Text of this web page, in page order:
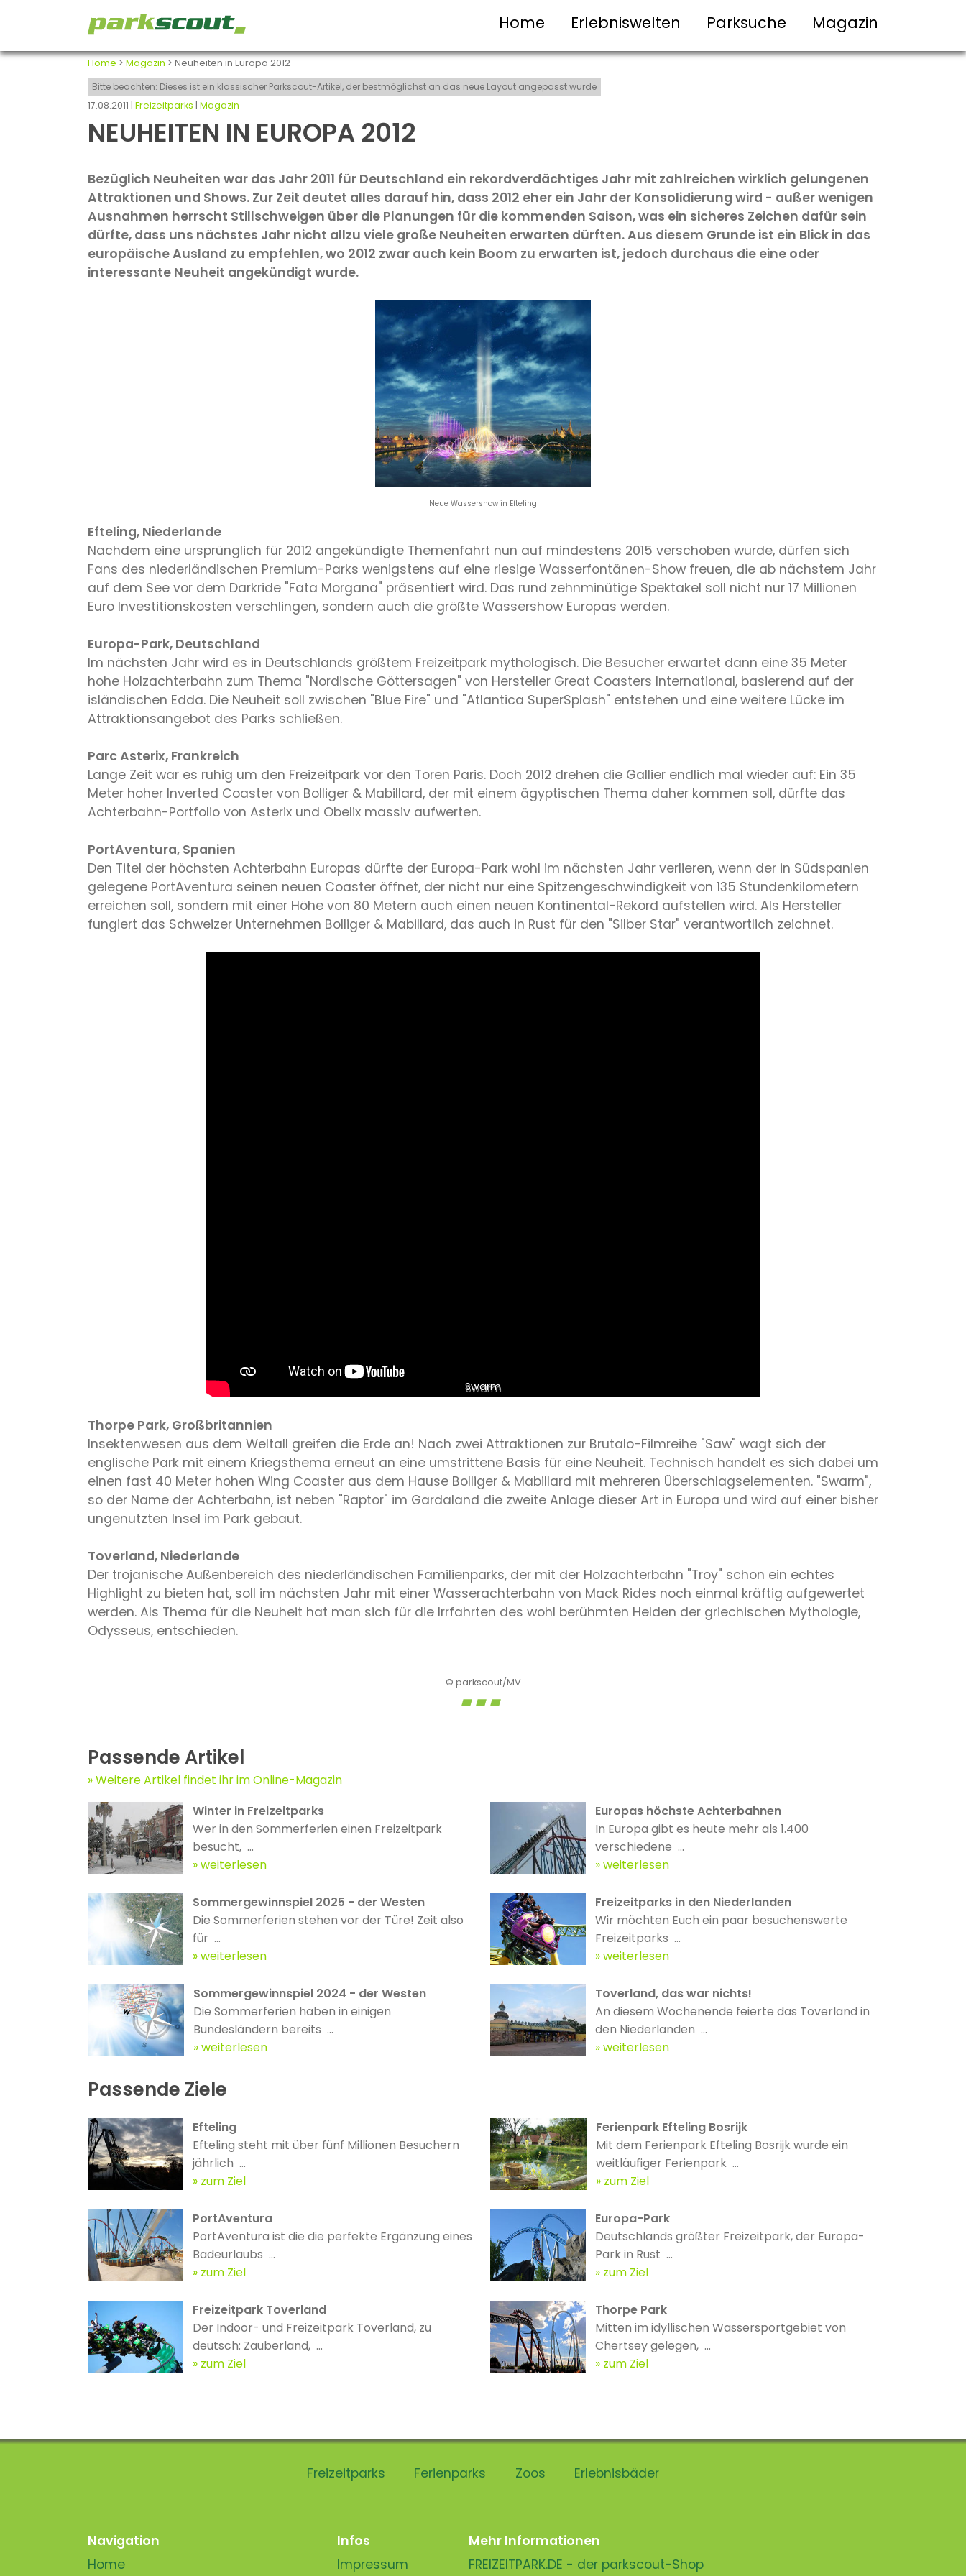
Home Erlebniswelten Parksuche Magazin
Home > Magazin > Neuheiten in Europa 2012
Bitte beachten: Dieses ist ein klassischer Parkscout-Artikel, der bestmöglichst an das neue Layout angepasst wurde
17.08.2011 | Freizeitparks Magazin
NEUHEITEN IN EUROPA 2012
Bezüglich Neuheiten war das Jahr 2011 für Deutschland ein rekordverdächtiges Jahr mit zahlreichen wirklich gelungenen
Attraktionen und Shows. Zur Zeit deutet alles darauf hin, dass 2012 eher ein Jahr der Konsolidierung wird - außer wenigen
Ausnahmen herrscht Stillschweigen über die Planungen für die kommenden Saison, was ein sicheres Zeichen dafür sein
dürfte, dass uns nächstes Jahr nicht allzu viele große Neuheiten erwarten dürften. Aus diesem Grunde ist ein Blick in das
europäische Ausland zu empfehlen, wo 2012 zwar auch kein Boom zu erwarten ist, jedoch durchaus die eine oder
interessante Neuheit angekündigt wurde.
Neue Wassershow in Efteling
Efteling, Niederlande
Nachdem eine ursprünglich für 2012 angekündigte Themenfahrt nun auf mindestens 2015 verschoben wurde, dürfen sich
Fans des niederländischen Premium-Parks wenigstens auf eine riesige Wasserfontänen-Show freuen, die ab nächstem Jahr
auf dem See vor dem Darkride "Fata Morgana" präsentiert wird. Das rund zehnminütige Spektakel soll nicht nur 17 Millionen
Euro Investitionskosten verschlingen, sondern auch die größte Wassershow Europas werden.
Europa-Park, Deutschland
Im nächsten Jahr wird es in Deutschlands größtem Freizeitpark mythologisch. Die Besucher erwartet dann eine 35 Meter
hohe Holzachterbahn zum Thema "Nordische Göttersagen" von Hersteller Great Coasters International, basierend auf der
isländischen Edda. Die Neuheit soll zwischen "Blue Fire" und "Atlantica SuperSplash" entstehen und eine weitere Lücke im
Attraktionsangebot des Parks schließen.
Parc Asterix, Frankreich
Lange Zeit war es ruhig um den Freizeitpark vor den Toren Paris. Doch 2012 drehen die Gallier endlich mal wieder auf: Ein 35
Meter hoher Inverted Coaster von Bolliger & Mabillard, der mit einem ägyptischen Thema daher kommen soll, dürfte das
Achterbahn-Portfolio von Asterix und Obelix massiv aufwerten.
PortAventura, Spanien
Den Titel der höchsten Achterbahn Europas dürfte der Europa-Park wohl im nächsten Jahr verlieren, wenn der in Südspanien
gelegene PortAventura seinen neuen Coaster öffnet, der nicht nur eine Spitzengeschwindigkeit von 135 Stundenkilometern
erreichen soll, sondern mit einer Höhe von 80 Metern auch einen neuen Kontinental-Rekord aufstellen wird. Als Hersteller
fungiert das Schweizer Unternehmen Bolliger & Mabillard, das auch in Rust für den "Silber Star" verantwortlich zeichnet.
Swarm
Thorpe Park, Großbritannien
Insektenwesen aus dem Weltall greifen die Erde an! Nach zwei Attraktionen zur Brutalo-Filmreihe "Saw" wagt sich der
englische Park mit einem Kriegsthema erneut an eine umstrittene Basis für eine Neuheit. Technisch handelt es sich dabei um
einen fast 40 Meter hohen Wing Coaster aus dem Hause Bolliger & Mabillard mit mehreren Überschlagselementen. "Swarm",
so der Name der Achterbahn, ist neben "Raptor" im Gardaland die zweite Anlage dieser Art in Europa und wird auf einer bisher
ungenutzten Insel im Park gebaut.
Toverland, Niederlande
Der trojanische Außenbereich des niederländischen Familienparks, der mit der Holzachterbahn "Troy" schon ein echtes
Highlight zu bieten hat, soll im nächsten Jahr mit einer Wasserachterbahn von Mack Rides noch einmal kräftig aufgewertet
werden. Als Thema für die Neuheit hat man sich für die Irrfahrten des wohl berühmten Helden der griechischen Mythologie,
Odysseus, entschieden.
© parkscout/MV
Passende Artikel
Weitere Artikel findet ihr im Online-Magazin
Winter in Freizeitparks
Wer in den Sommerferien einen Freizeitpark
besucht, ...
weiterlesen
Europas höchste Achterbahnen
In Europa gibt es heute mehr als 1.400
verschiedene ...
weiterlesen
Sommergewinnspiel 2025 - der Westen
Die Sommerferien stehen vor der Türe! Zeit also
für ...
weiterlesen
Freizeitparks in den Niederlanden
Wir möchten Euch ein paar besuchenswerte
Freizeitparks ...
weiterlesen
Sommergewinnspiel 2024 - der Westen
Die Sommerferien haben in einigen
Bundesländern bereits ...
weiterlesen
Toverland, das war nichts!
An diesem Wochenende feierte das Toverland in
den Niederlanden ...
weiterlesen
Passende Ziele
Efteling
Efteling steht mit über fünf Millionen Besuchern
jährlich ...
zum Ziel
Ferienpark Efteling Bosrijk
Mit dem Ferienpark Efteling Bosrijk wurde ein
weitläufiger Ferienpark ...
zum Ziel
PortAventura
PortAventura ist die die perfekte Ergänzung eines
Badeurlaubs ...
zum Ziel
Europa-Park
Deutschlands größter Freizeitpark, der Europa-
Park in Rust ...
zum Ziel
Freizeitpark Toverland
Der Indoor- und Freizeitpark Toverland, zu
deutsch: Zauberland, ...
zum Ziel
Thorpe Park
Mitten im idyllischen Wassersportgebiet von
Chertsey gelegen, ...
zum Ziel
Freizeitparks Ferienparks Zoos Erlebnisbäder
Navigation
Home
Infos
Impressum
Mehr Informationen
FREIZEITPARK.DE - der parkscout-Shop